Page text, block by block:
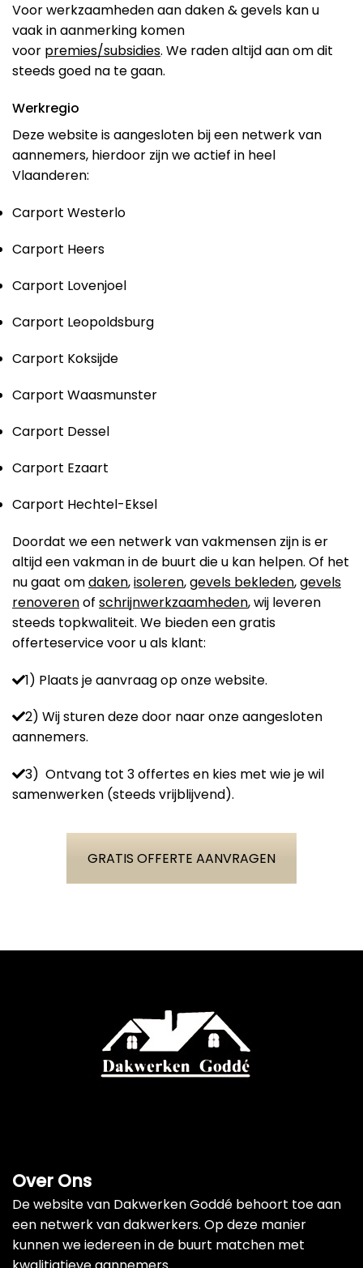
Voor werkzaamheden aan daken & gevels kan u
vaak in aanmerking komen
voor premies/subsidies. We raden altijd aan om dit
steeds goed na te gaan.
Werkregio
Deze website is aangesloten bij een netwerk van
aannemers, hierdoor zijn we actief in heel
Vlaanderen:
Carport Westerlo
Carport Heers
Carport Lovenjoel
Carport Leopoldsburg
Carport Koksijde
Carport Waasmunster
Carport Dessel
Carport Ezaart
Carport Hechtel-Eksel
Doordat we een netwerk van vakmensen zijn is er
altijd een vakman in de buurt die u kan helpen. Of het
nu gaat omdaken,isoleren,gevels bekleden,gevels
renoverenof schrijnwerkzaamheden, wij leveren
steeds topkwaliteit. We bieden een gratis
offerteservice voor u als klant:
1) Plaats je aanvraag op onze website.
2) Wij sturen deze door naar onze aangesloten
aannemers.
3) Ontvang tot 3 offertes en kies met wie je wil
samenwerken (steeds vrijblijvend).
GRATIS OFFERTE AANVRAGEN
Over Ons
De website van Dakwerken Goddé behoort toe aan
een netwerk van dakwerkers. Op deze manier
kunnen we iedereen in de buurt matchen met